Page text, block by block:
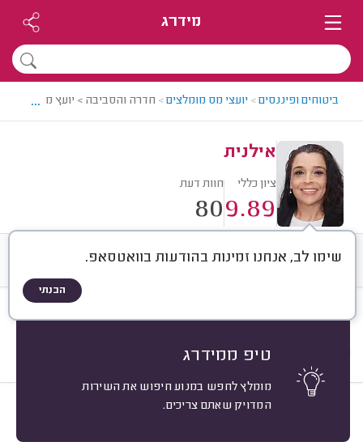
מידרג
ביטוחים ופיננסים> יועצי מס מומלצים> חדרה והסביבה > יועץ מס מומלץ
...
אילנית
ציון כללי
9.89
חוות דעת
80
שימו לב, אנחנו זמינות בהודעות בוואטסאפ.
הבנתי
טיפ ממידרג
מומלץ לחפש במנוע חיפוש את השירות
המדויק שאתם צריכים.
חוות דעת ממוצע רישוי ותעודות
סוג העסק
סטלינה דזיובה, חדרה.